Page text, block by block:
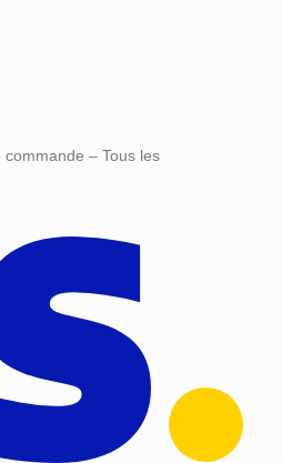
– Tous les